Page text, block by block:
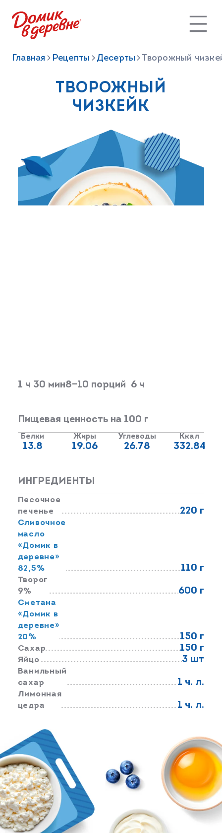
Главная Рецепты Десерты Творожный
ТВОРОЖНЫЙ
ЧИЗКЕЙК
1 ч 30 мин8–10 порций 6 ч
Пищевая ценность на 100 г
Белки
13.8
Жиры
19.06
Углеводы
26.78
Ккал
332.84
ИНГРЕДИЕНТЫ
Песочное
печенье
220 г
Сливочное
масло
«Домик в
деревне»
82,5%
110 г
Творог
9%
600 г
Сметана
«Домик в
деревне»
20%
150 г
Сахар 150 г
Яйцо 3 шт
Ванильный
сахар
1 ч. л.
Лимонная
цедра
1 ч. л.